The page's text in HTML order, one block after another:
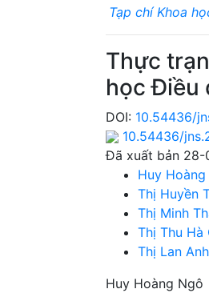
Tạp chí Khoa
Thực
học Điều
DOI: 10.54436/
10.54436/
Đã xuất bản 28-
Huy
Thị Huyền
Thị Minh
Thị Thu Hà
Thị Lan
Huy Hoàng Ngô